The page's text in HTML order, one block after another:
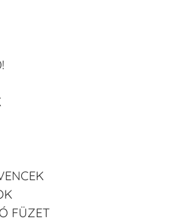
FÜZET